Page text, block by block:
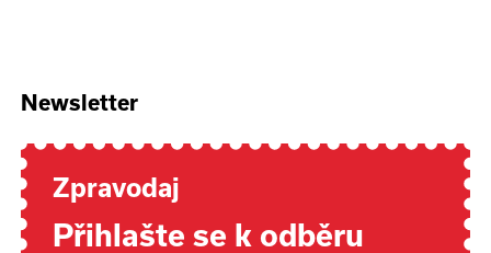
Newsletter
Zpravodaj
Přihlašte se k odběru